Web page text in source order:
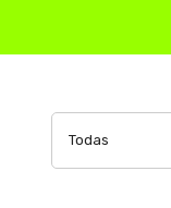
Todas